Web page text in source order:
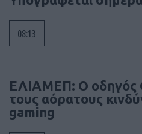
08:13
ΕΛΙΑΜΕΠ: Ο οδηγός
τους αόρατους
gaming